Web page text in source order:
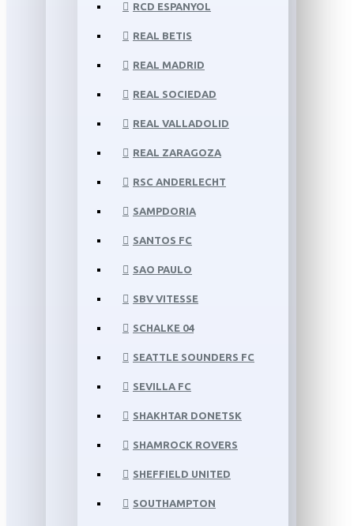
RCD ESPANYOL
REAL BETIS
REAL MADRID
REAL SOCIEDAD
REAL VALLADOLID
REAL ZARAGOZA
RSC ANDERLECHT
SAMPDORIA
SANTOS FC
SAO PAULO
SBV VITESSE
SCHALKE 04
SEATTLE SOUNDERS FC
SEVILLA FC
SHAKHTAR DONETSK
SHAMROCK ROVERS
SHEFFIELD UNITED
SOUTHAMPTON